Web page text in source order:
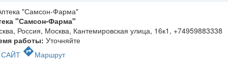
"Самсон-Фарма"
Россия, Москва, Кантемировская улица, 16к1 , +74959883338
работы: Уточняйте
САЙТ directionsМаршрут